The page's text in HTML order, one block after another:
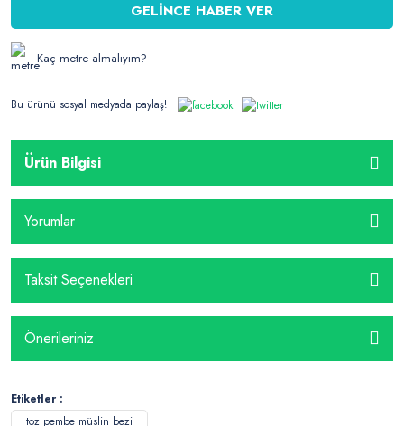
GELİNCE HABER VER
Kaç metre almalıyım?
Bu ürünü sosyal medyada paylaş!
Ürün Bilgisi
Yorumlar
Taksit Seçenekleri
Önerileriniz
Etiketler :
toz pembe müslin bezi